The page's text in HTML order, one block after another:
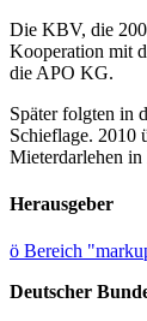
Die KBV, die
Kooperation mit
die APO KG.
Später folgten in
Schieflage. 2010
Mieterdarlehen
Herausgeber
ö Bereich
Deutscher